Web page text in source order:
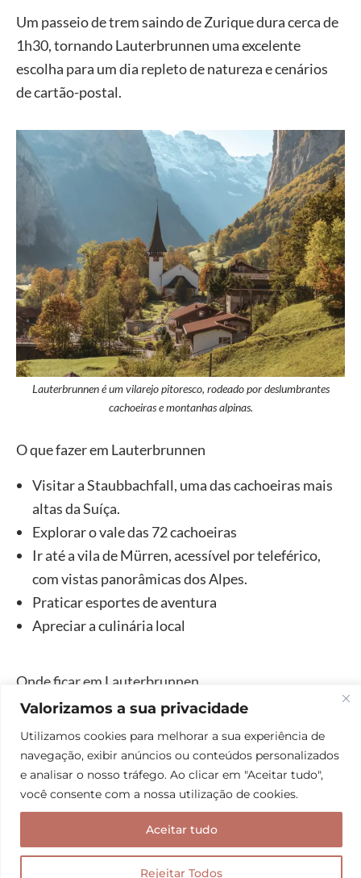
Valorizamos a sua privacidade
Utilizamos cookies para melhorar a sua experiência de
navegação, exibir anúncios ou conteúdos personalizados
e analisar o nosso tráfego. Ao clicar em "Aceitar tudo",
você consente com a nossa utilização de cookies.
Rejeitar Todos
Aceitar tudo
Um passeio de trem saindo de Zurique dura cerca de
1h30, tornando Lauterbrunnen uma excelente
escolha para um dia repleto de natureza e cenários
de cartão-postal.
Lauterbrunnen é um vilarejo pitoresco, rodeado por deslumbrantes
cachoeiras e montanhas alpinas.
O que fazer em Lauterbrunnen
Visitar a Staubbachfall, uma das cachoeiras mais
altas da Suíça.
Explorar o vale das 72 cachoeiras
Ir até a vila de Mürren, acessível por teleférico,
com vistas panorâmicas dos Alpes.
Praticar esportes de aventura
Apreciar a culinária local
Onde ficar em Lauterbrunnen
Hotéis econômicos: Camping Jungfrau,
Schützen,Hotel Oberland
6. Zermatt
Zermatt é uma das cidades perto de Zurique que
mais nos encantou. A cerca de 3h20 de trem, a